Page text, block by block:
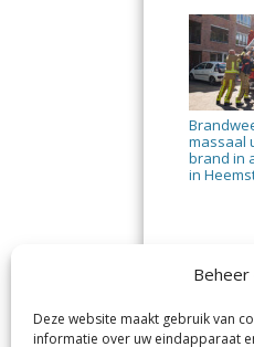
Deze website maakt gebruik van
informatie over uw eindapparaat
massaal
brand in
in